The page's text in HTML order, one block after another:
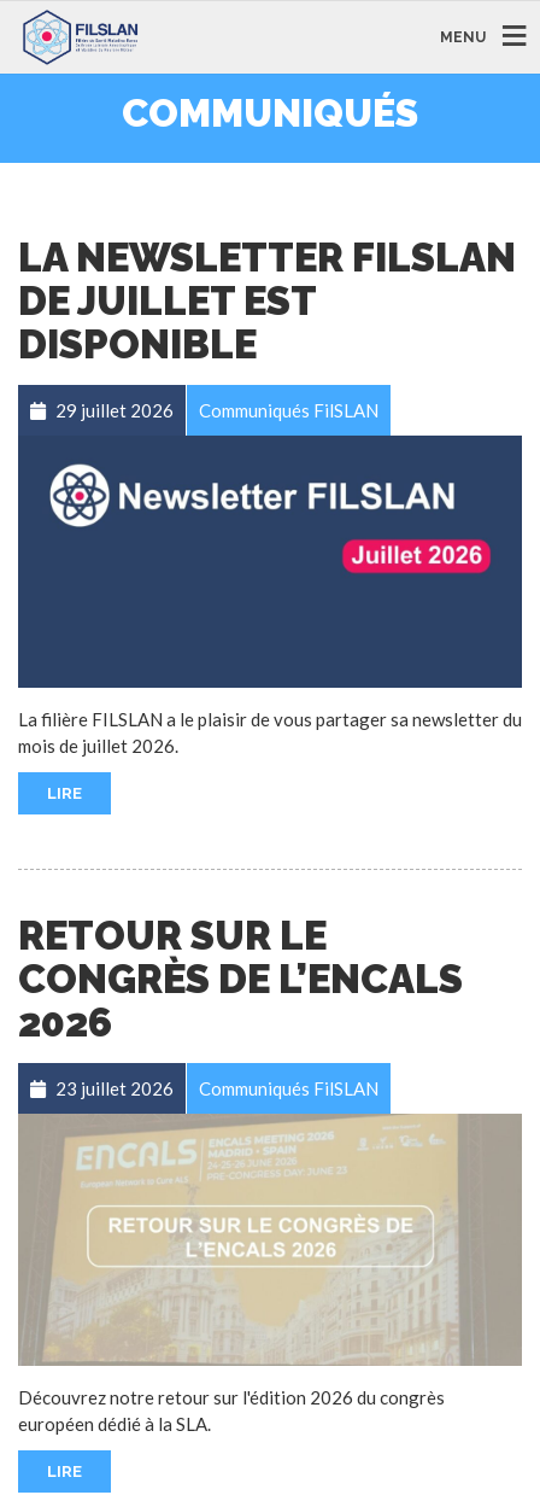
MENU
COMMUNIQUÉS
LA NEWSLETTER FILSLAN
DE JUILLET EST
DISPONIBLE
29 juillet 2026 Communiqués FilSLAN
La filière FILSLAN a le plaisir de vous partager sa newsletter du
mois de juillet 2026.
LIRE
RETOUR SUR LE
CONGRÈS DE L’ENCALS
2026
23 juillet 2026 Communiqués FilSLAN
Découvrez notre retour sur l'édition 2026 du congrès
européen dédié à la SLA.
LIRE